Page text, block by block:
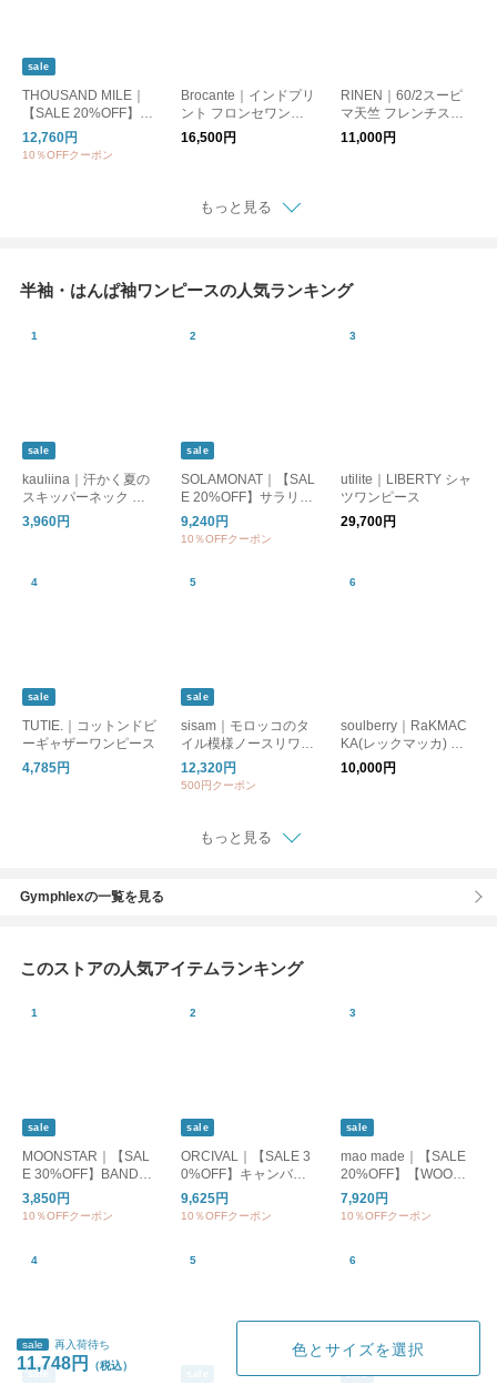
sale
THOUSAND MILE｜
【SALE 20%OFF】F
RENCH SLEEVE SHI
RT＆LONG PANTS S
12,760円
10％OFFクーポン
Brocante｜インドプリ
ント フロンセワンピ
ース 半袖 総柄 37-270
16,500円
RINEN｜60/2スーピ
マ天竺 フレンチスリ
ーブスリットワンピー
ス Tシャツ 半袖 レデ
11,000円
もっと見る
半袖・はんぱ袖ワンピースの人気ランキング
sale
kauliina｜汗かく夏の
スキッパーネック ワ
ンピース ／ 持続消臭
UVカット スピードク
3,960円
sale
SOLAMONAT｜【SAL
E 20%OFF】サラリト
天竺紐ワンピース レ
ディース 半袖 マキシ
9,240円
10％OFFクーポン
utilite｜LIBERTY シャ
ツワンピース
29,700円
sale
TUTIE.｜コットンドビ
ーギャザーワンピース
4,785円
sale
sisam｜モロッコのタ
イル模様ノースリワン
ピース【ノースリー
ブ】【涼しいロング
丈】【オーガニックコ
ースリワンピース
12,320円
500円クーポン
soulberry｜RaKMAC
KA(レックマッカ) 星
屑のワンピース
10,000円
もっと見る
Gymphlexの一覧を見る
このストアの人気アイテムランキング
sale
MOONSTAR｜【SAL
E 30%OFF】BANDBA
LLET バンドバレー バ
レーシューズ フラッ
3,850円
10％OFFクーポン
sale
ORCIVAL｜【SALE 3
0%OFF】キャンバス
トートバッグM or-h02
84kwc
9,625円
10％OFFクーポン
sale
mao made｜【SALE
20%OFF】【WOODY
別注カラー】クルーネ
ックカーディガン UV
ボーダー 611113
7,920円
10％OFFクーポン
sale sale
sale 再入荷待ち
11,748円
色とサイズを選択